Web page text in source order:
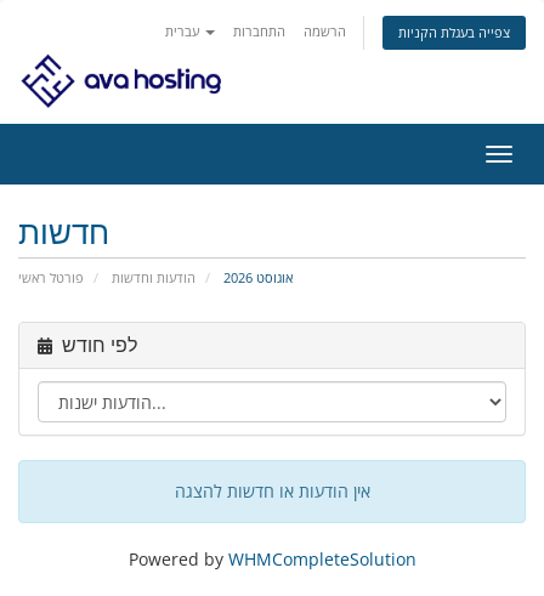
התחברות הרשמה צפייה בעגלת הקניות
ניווט
חדשות
פורטל ראשי הודעות וחדשות אוגוסט 2026
לפי חודש
אין הודעות או חדשות להצגה
Powered by WHMCompleteSolution